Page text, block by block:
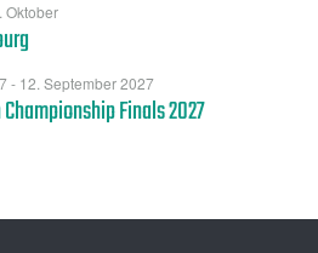
Oktober
- 12. September 2027
Finals 2027